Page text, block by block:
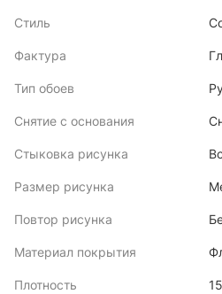
Стиль
Фактура
Тип обоев
Снятие с основания
Стыковка рисунка
Размер рисунка
Повтор рисунка
Материал покрытия
Плотность